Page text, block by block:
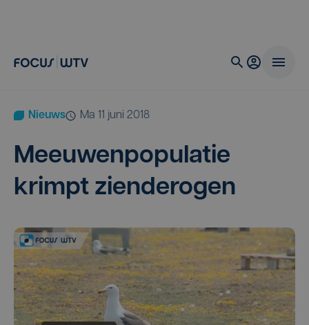
Nieuws ma 11 juni 2018
Meeu­wen­po­pu­la­tie
krimpt zienderogen